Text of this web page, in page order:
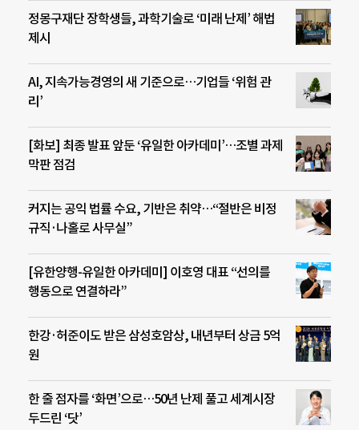
정몽구재단 장학생들, 과학기술로 ‘미래 난제’ 해법
제시
AI, 지속가능경영의 새 기준으로…기업들 ‘위험 관
리’
[화보] 최종 발표 앞둔 ‘유일한 아카데미’…조별 과제
막판 점검
커지는 공익 법률 수요, 기반은 취약…“절반은 비정
규직·나홀로 사무실”
[유한양행-유일한 아카데미] 이호영 대표 “선의를
행동으로 연결하라”
한강·허준이도 받은 삼성호암상, 내년부터 상금 5억
원
한 줄 점자를 ‘화면’으로…50년 난제 풀고 세계시장
두드린 ‘닷’